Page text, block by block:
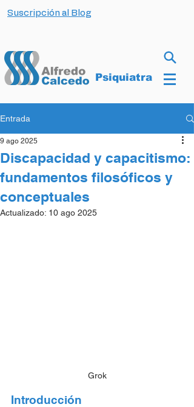
Suscripción al Blog
Psiquiatra
Entrada
Discapacidad y capacitismo:
fundamentos filosóficos y
conceptuales
9 ago 2025
Actualizado: 10 ago 2025
Grok
Introducción